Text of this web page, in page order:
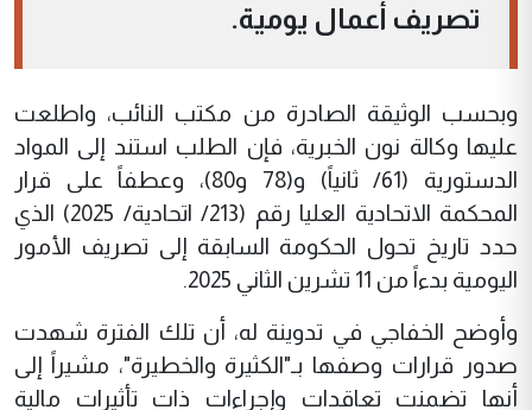
تصريف أعمال يومية.
وبحسب الوثيقة الصادرة من مكتب النائب، واطلعت
عليها وكالة نون الخبرية، فإن الطلب استند إلى المواد
الدستورية (61/ ثانياً) و(78 و80)، وعطفاً على قرار
المحكمة الاتحادية العليا رقم (213/ اتحادية/ 2025) الذي
حدد تاريخ تحول الحكومة السابقة إلى تصريف الأمور
اليومية بدءاً من 11 تشرين الثاني 2025.
وأوضح الخفاجي في تدوينة له، أن تلك الفترة شهدت
صدور قرارات وصفها بـ"الكثيرة والخطيرة"، مشيراً إلى
أنها تضمنت تعاقدات وإجراءات ذات تأثيرات مالية